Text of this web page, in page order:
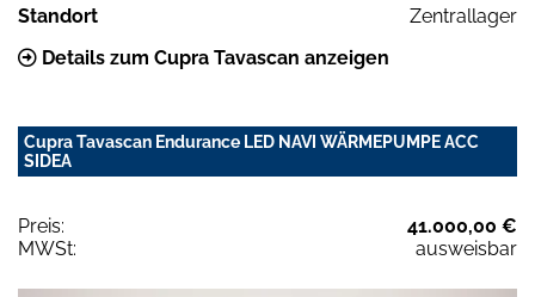
Standort
Zentrallager
Details zum Cupra Tavascan anzeigen
Cupra Tavascan Endurance LED NAVI WÄRMEPUMPE ACC
SIDEA
Preis:
41.000,00 €
MWSt:
ausweisbar